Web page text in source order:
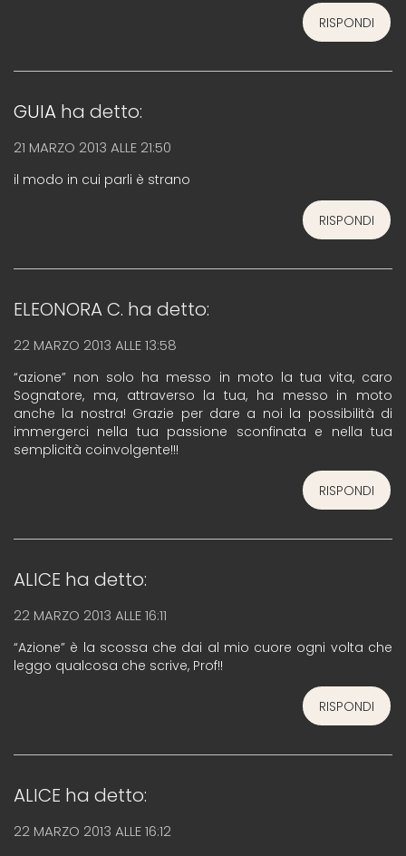
RISPONDI
GUIA ha detto:
21 MARZO 2013 ALLE 21:50
il modo in cui parli è strano
RISPONDI
ELEONORA C. ha detto:
22 MARZO 2013 ALLE 13:58
“azione” non solo ha messo in moto la tua vita, caro
Sognatore, ma, attraverso la tua, ha messo in moto
anche la nostra! Grazie per dare a noi la possibilità di
immergerci nella tua passione sconfinata e nella tua
semplicità coinvolgente!!!
RISPONDI
ALICE ha detto:
22 MARZO 2013 ALLE 16:11
“Azione” è la scossa che dai al mio cuore ogni volta che
leggo qualcosa che scrive, Prof!!
RISPONDI
ALICE ha detto:
22 MARZO 2013 ALLE 16:12